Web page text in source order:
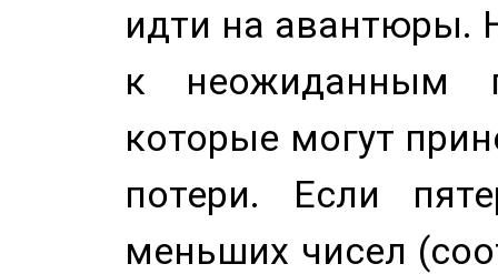
идти на авантюры.
к неожиданным
которые могут
потери. Если
меньших чисел